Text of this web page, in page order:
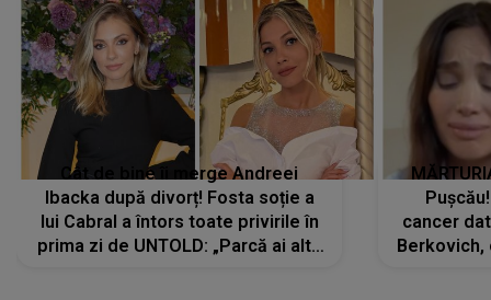
Cât de bine îi merge Andreei
Ibacka după divorț! Fosta soție a
lui Cabral a întors toate privirile în
prima zi de UNTOLD: „Parcă ai altă
cancer